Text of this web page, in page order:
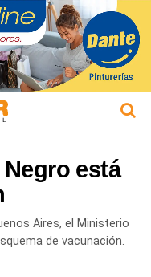
está
Aires, el Ministerio
de vacunación.